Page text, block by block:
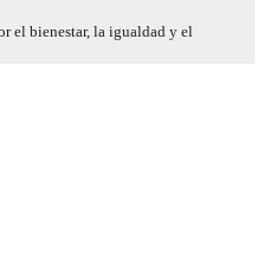
el bienestar, la igualdad y el